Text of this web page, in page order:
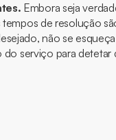
Embora seja
de resolução
não se
do serviço para